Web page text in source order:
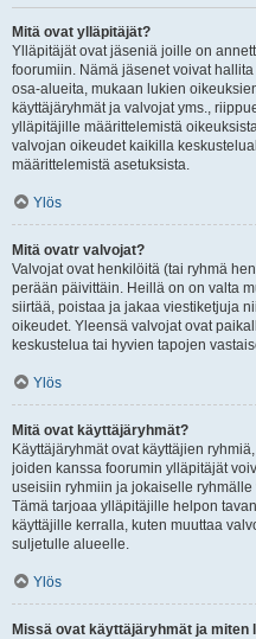
Mitä ovat ylläpitäjät?
Ylläpitäjät ovat jäseniä joille on
foorumiin. Nämä jäsenet voivat
osa-alueita, mukaan lukien
käyttäjäryhmät ja valvojat yms.,
ylläpitäjille määrittelemistä
valvojan oikeudet kaikilla
määrittelemistä asetuksista.
Ylös
Mitä ovatr valvojat?
Valvojat ovat henkilöitä (tai ryhmä
perään päivittäin. Heillä on on valta
siirtää, poistaa ja jakaa viestiketjuja
oikeudet. Yleensä valvojat ovat
keskustelua tai hyvien tapojen
Ylös
Mitä ovat käyttäjäryhmät?
Käyttäjäryhmät ovat käyttäjien
joiden kanssa foorumin ylläpitäjät
useisiin ryhmiin ja jokaiselle
Tämä tarjoaa ylläpitäjille helpon
käyttäjille kerralla, kuten muuttaa
suljetulle alueelle.
Ylös
Missä ovat käyttäjäryhmät ja miten